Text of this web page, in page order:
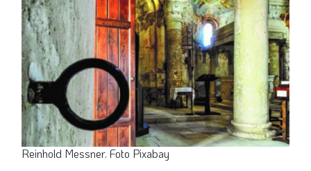
LA VIGNETTA DI EVASIO
SPECIALE
CAMBIA NUMERO expand_more
Reinhold Messner. Foto Pixabay